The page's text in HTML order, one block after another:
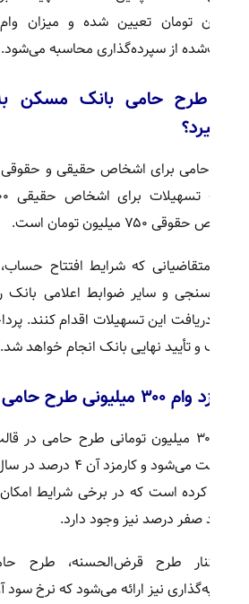
تومان تعیین شده و میزان وام
از سپرده‌گذاری محاسبه می‌شود.
طرح حامی بانک مسکن به چه
برای اشخاص حقیقی و حقوقی در
سقف
میلیون تومان است.
که شرایط افتتاح حساب،
و سایر ضوابط اعلامی بانک را
این تسهیلات اقدام کنند. پرداخت
و تأیید نهایی بانک انجام خواهد شد.
طرح حامی بانک مسکن
وام ۳۰۰ میلیون تومانی طرح حامی در
پرداخت می‌شود و کارمزد آن ۴
کرده است که در برخی شرایط امکان
صفر درصد نیز وجود دارد.
طرح قرض‌الحسنه، طرح حامی